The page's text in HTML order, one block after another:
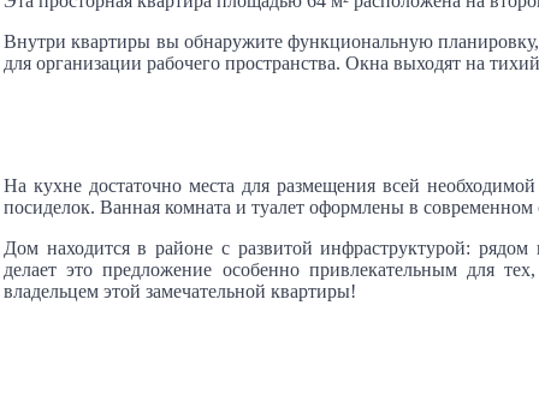
Внутри квартиры вы обнаружите функциональную
для организации рабочего пространства. Окна выходят на
На кухне достаточно места для размещения всей
посиделок. Ванная комната и туалет оформлены в
Дом находится в районе с развитой инфраструктурой:
делает это предложение особенно привлекательным для
владельцем этой замечательной квартиры!